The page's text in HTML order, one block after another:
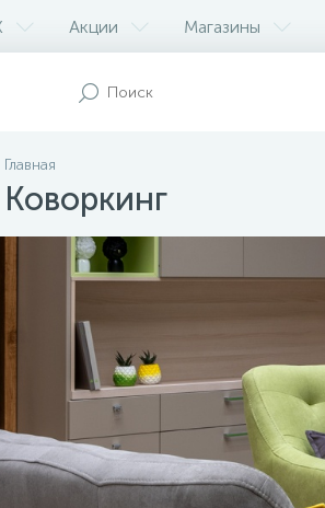
Акции Магазины
Главная
Коворкинг